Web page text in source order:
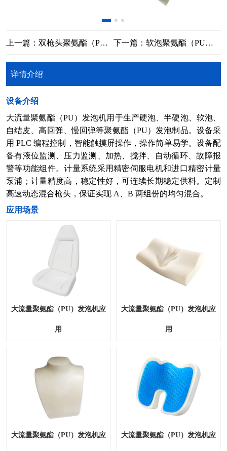
上一篇：双枪头聚氨酯（PU）发泡机 下一篇：软泡聚氨酯（PU）发泡机
详情介绍
​设备介绍
大流量聚氨酯（PU）发泡机用于生产硬泡、半硬泡、软泡、
自结皮、高回弹、慢回弹等聚氨酯（PU）发泡制品。设备采
用 PLC 编程控制，智能触摸屏操作，操作简单易学。设备配
备有液位监测、压力监测、加热、搅拌、自动循环、故障报
警等功能组件。计量系统采用精密伺服电机和进口精密计量
泵浦；计量精度高，稳定性好，可连续长期稳定供料。定制
高速动态混合枪头，保证实现 A、B 两组份的均匀混合。
​应用场景
大流量聚氨酯（PU）发泡机应
用
大流量聚氨酯（PU）发泡机应
用
大流量聚氨酯（PU）发泡机应 大流量聚氨酯（PU）发泡机应